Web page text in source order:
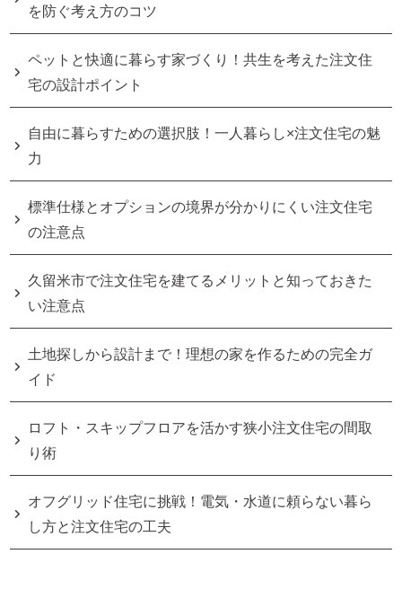
を防ぐ考え方のコツ
ペットと快適に暮らす家づくり！共生を考えた注文住
宅の設計ポイント
自由に暮らすための選択肢！一人暮らし×注文住宅の魅
力
標準仕様とオプションの境界が分かりにくい注文住宅
の注意点
久留米市で注文住宅を建てるメリットと知っておきた
い注意点
土地探しから設計まで！理想の家を作るための完全ガ
イド
ロフト・スキップフロアを活かす狭小注文住宅の間取
り術
オフグリッド住宅に挑戦！電気・水道に頼らない暮ら
し方と注文住宅の工夫